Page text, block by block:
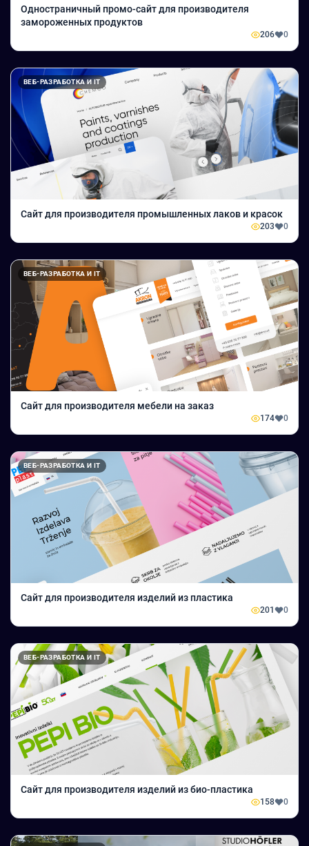
Одностраничный промо-сайт для производителя
замороженных продуктов
206 0
ВЕБ-РАЗРАБОТКА И IT
Сайт для производителя промышленных лаков и красок
203 0
ВЕБ-РАЗРАБОТКА И IT
Сайт для производителя мебели на заказ
174 0
ВЕБ-РАЗРАБОТКА И IT
Сайт для производителя изделий из пластика
201 0
ВЕБ-РАЗРАБОТКА И IT
Сайт для производителя изделий из био-пластика
158 0